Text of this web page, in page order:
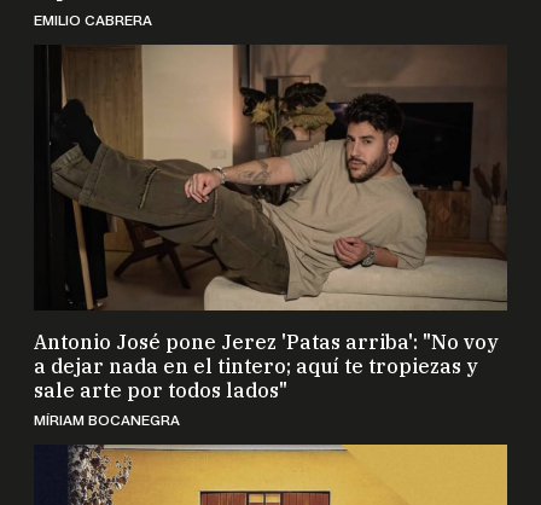
EMILIO CABRERA
Antonio José pone Jerez 'Patas arriba': "No voy
a dejar nada en el tintero; aquí te tropiezas y
sale arte por todos lados"
MÍRIAM BOCANEGRA